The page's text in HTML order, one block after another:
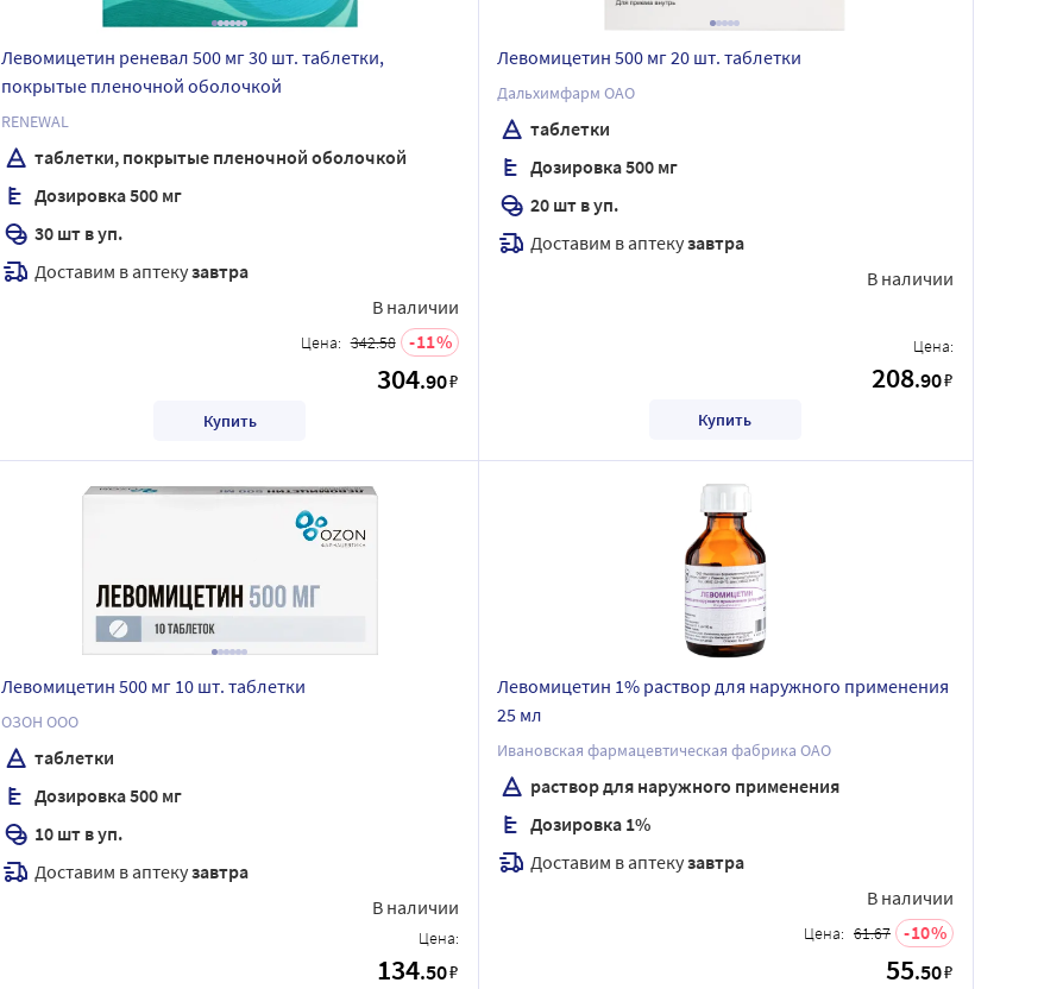
Левомицетин реневал 500 мг 30 шт. таблетки,
покрытые пленочной оболочкой
RENEWAL
таблетки, покрытые пленочной оболочкой
Дозировка 500 мг
30 шт в уп.
Доставим в аптекузавтра
В наличии
Цена: 342.58 11
304.90₽
Купить
Левомицетин 500 мг 20 шт. таблетки
Дальхимфарм ОАО
таблетки
Дозировка 500 мг
20 шт в уп.
Доставим в аптекузавтра
В наличии
Цена:
208.90₽
Купить
Левомицетин 500 мг 10 шт. таблетки
ОЗОН ООО
таблетки
Дозировка 500 мг
10 шт в уп.
Доставим в аптекузавтра
В наличии
Цена:
134.50₽
Левомицетин 1% раствор для наружного применения
25 мл
Ивановская фармацевтическая фабрика ОАО
раствор для наружного применения
Дозировка 1%
Доставим в аптекузавтра
В наличии
Цена: 61.67 10
55.50₽